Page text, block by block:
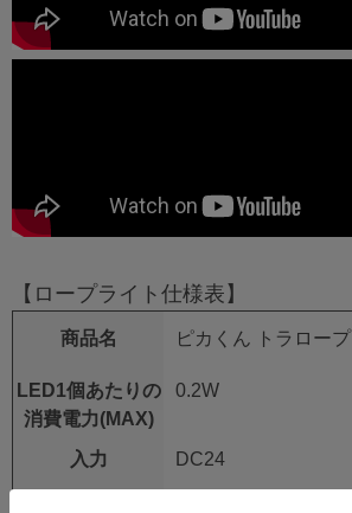
【ロープライト仕様表】
商品名 ピカくん トラロープ
LED1個あたりの
消費電力(MAX)
0.2W
入力 DC24